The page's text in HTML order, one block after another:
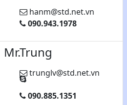
hanm@std.net.vn
090.943.1978
Mr.Trung
trunglv@std.net.vn
090.885.1351